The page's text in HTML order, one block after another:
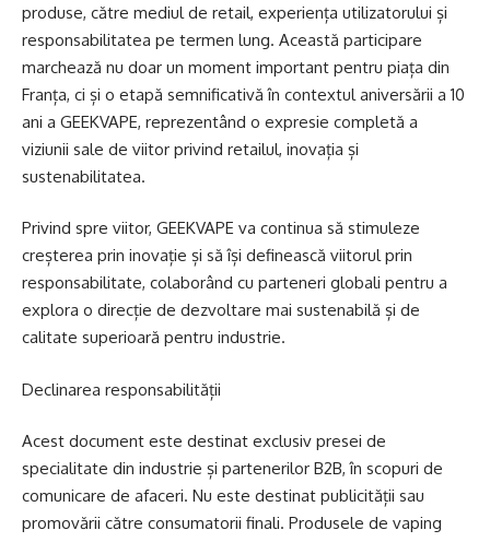
produse, către mediul de retail, experiența utilizatorului și
responsabilitatea pe termen lung. Această participare
marchează nu doar un moment important pentru piața din
Franța, ci și o etapă semnificativă în contextul aniversării a 10
ani a GEEKVAPE, reprezentând o expresie completă a
viziunii sale de viitor privind retailul, inovația și
sustenabilitatea.
Privind spre viitor, GEEKVAPE va continua să stimuleze
creșterea prin inovație și să își definească viitorul prin
responsabilitate, colaborând cu parteneri globali pentru a
explora o direcție de dezvoltare mai sustenabilă și de
calitate superioară pentru industrie.
Declinarea responsabilității
Acest document este destinat exclusiv presei de
specialitate din industrie și partenerilor B2B, în scopuri de
comunicare de afaceri. Nu este destinat publicității sau
promovării către consumatorii finali. Produsele de vaping